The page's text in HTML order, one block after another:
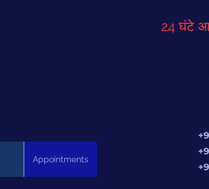
Appointments
24 घंटे